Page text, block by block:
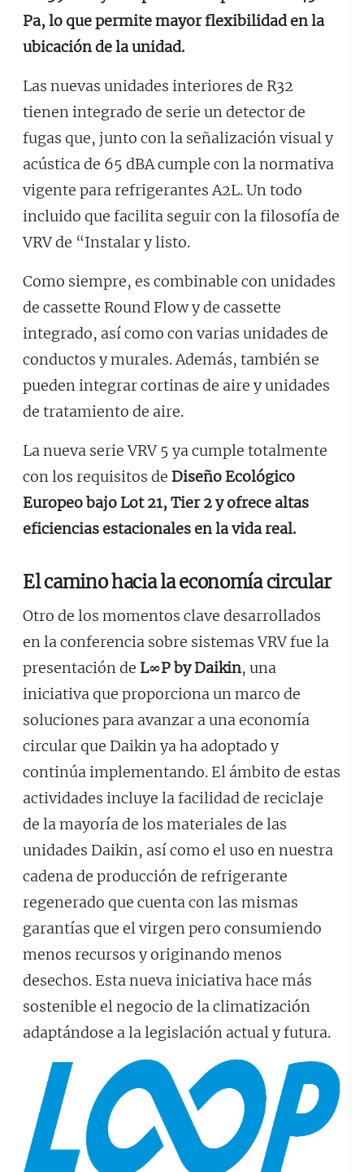
Pa, lo que permite mayor flexibilidad en la
ubicación de la unidad.
Las nuevas unidades interiores de R32
tienen integrado de serie un detector de
fugas que, junto con la señalización visual y
acústica de 65 dBA cumple con la normativa
vigente para refrigerantes A2L. Un todo
incluido que facilita seguir con la filosofía de
VRV de “Instalar y listo.
Como siempre, es combinable con unidades
de cassette Round Flow y de cassette
integrado, así como con varias unidades de
conductos y murales. Además, también se
pueden integrar cortinas de aire y unidades
de tratamiento de aire.
La nueva serie VRV 5 ya cumple totalmente
con los requisitos de Diseño Ecológico
Europeo bajo Lot 21, Tier 2 y ofrece altas
eficiencias estacionales en la vida real.
El camino hacia la economía circular
Otro de los momentos clave desarrollados
en la conferencia sobre sistemas VRV fue la
presentación de L∞P by Daikin, una
iniciativa que proporciona un marco de
soluciones para avanzar a una economía
circular que Daikin ya ha adoptado y
continúa implementando. El ámbito de estas
actividades incluye la facilidad de reciclaje
de la mayoría de los materiales de las
unidades Daikin, así como el uso en nuestra
cadena de producción de refrigerante
regenerado que cuenta con las mismas
garantías que el virgen pero consumiendo
menos recursos y originando menos
desechos. Esta nueva iniciativa hace más
sostenible el negocio de la climatización
adaptándose a la legislación actual y futura.